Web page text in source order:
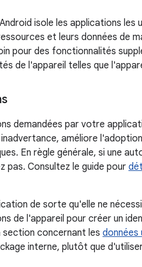
isole les applications les
et leurs données de
pour des fonctionnalités
de l'appareil telles que
demandées par votre
améliore
En règle générale, si une
pas. Consultez le guide pour
de sorte qu'elle ne
de l'appareil pour créer un
section concernant les données
interne, plutôt que